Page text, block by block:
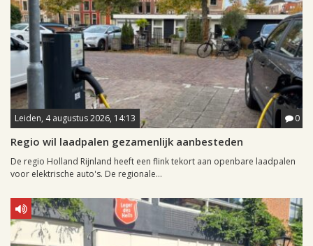
Leiden, 4 augustus 2026, 14:13 0
Regio wil laadpalen gezamenlijk aanbesteden
De regio Holland Rijnland heeft een flink tekort aan openbare laadpalen
voor elektrische auto's. De regionale...